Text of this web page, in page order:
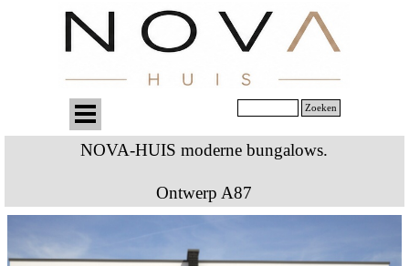
Zoeken
NOVA-HUIS moderne bungalows.
Ontwerp A87